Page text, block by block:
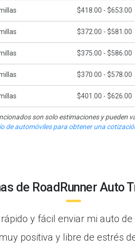
$418.00 - $653.00
$372.00 - $581.00
$375.00 - $586.00
$370.00 - $578.00
$401.00 - $626.00
son solo estimaciones y pueden
de automóviles para obtener una
de RoadRunner Auto
y fácil enviar mi auto
positiva y libre de estrés